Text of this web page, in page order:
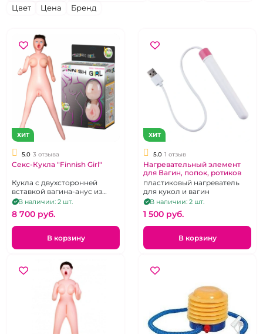
Цвет
Цена Бренд
ХИТ
5.0 3 отзыва
Секс-Кукла "Finnish Girl"
Кукла с двухсторонней
вставкой вагина-анус из
кибер кожи.
В наличии: 2 шт.
8 700 pуб.
В корзину
ХИТ
5.0 1 отзыв
Нагревательный элемент
для Вагин, попок, ротиков
пластиковый нагреватель
для кукол и вагин
В наличии: 2 шт.
1 500 pуб.
В корзину